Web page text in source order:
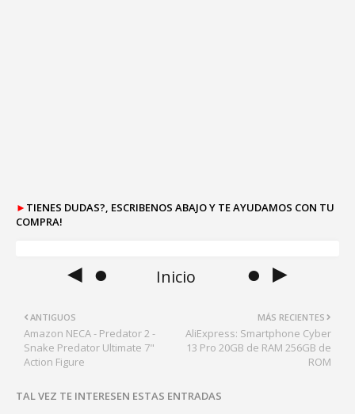
► TIENES DUDAS?, ESCRIBENOS ABAJO Y TE AYUDAMOS CON TU
COMPRA!
◄ ● Inicio ● ►
MÁS RECIENTES
AliExpress: Smartphone Cyber
13 Pro 20GB de RAM 256GB de
ROM
ANTIGUOS
Amazon NECA - Predator 2 -
Snake Predator Ultimate 7"
Action Figure
TAL VEZ TE INTERESEN ESTAS ENTRADAS